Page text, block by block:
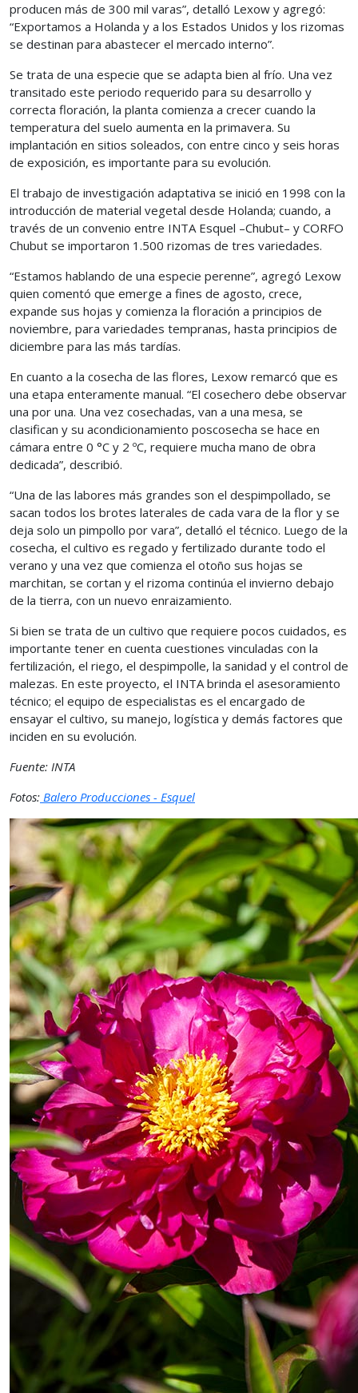
producen más de 300 mil varas”, detalló Lexow y agregó:
“Exportamos a Holanda y a los Estados Unidos y los rizomas
se destinan para abastecer el mercado interno”.
Se trata de una especie que se adapta bien al frío. Una vez
transitado este periodo requerido para su desarrollo y
correcta floración, la planta comienza a crecer cuando la
temperatura del suelo aumenta en la primavera. Su
implantación en sitios soleados, con entre cinco y seis horas
de exposición, es importante para su evolución.
El trabajo de investigación adaptativa se inició en 1998 con la
introducción de material vegetal desde Holanda; cuando, a
través de un convenio entre INTA Esquel –Chubut– y CORFO
Chubut se importaron 1.500 rizomas de tres variedades.
“Estamos hablando de una especie perenne”, agregó Lexow
quien comentó que emerge a fines de agosto, crece,
expande sus hojas y comienza la floración a principios de
noviembre, para variedades tempranas, hasta principios de
diciembre para las más tardías.
En cuanto a la cosecha de las flores, Lexow remarcó que es
una etapa enteramente manual. “El cosechero debe observar
una por una. Una vez cosechadas, van a una mesa, se
clasifican y su acondicionamiento poscosecha se hace en
cámara entre 0 °C y 2 ºC, requiere mucha mano de obra
dedicada”, describió.
“Una de las labores más grandes son el despimpollado, se
sacan todos los brotes laterales de cada vara de la flor y se
deja solo un pimpollo por vara”, detalló el técnico. Luego de la
cosecha, el cultivo es regado y fertilizado durante todo el
verano y una vez que comienza el otoño sus hojas se
marchitan, se cortan y el rizoma continúa el invierno debajo
de la tierra, con un nuevo enraizamiento.
Si bien se trata de un cultivo que requiere pocos cuidados, es
importante tener en cuenta cuestiones vinculadas con la
fertilización, el riego, el despimpolle, la sanidad y el control de
malezas. En este proyecto, el INTA brinda el asesoramiento
técnico; el equipo de especialistas es el encargado de
ensayar el cultivo, su manejo, logística y demás factores que
inciden en su evolución.
Fuente: INTA
Fotos: Balero Producciones - Esquel